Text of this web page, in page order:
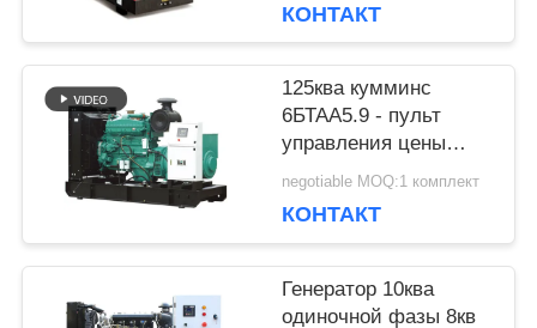
Перкинс дизельная
КОНТАКТ
125ква кумминс
6БТАА5.9 - пульт
управления цены
100кв генератора
дизельный Деепсеа
negotiable MOQ:1 комплект
КОНТАКТ
Генератор 10ква
одиночной фазы 8кв